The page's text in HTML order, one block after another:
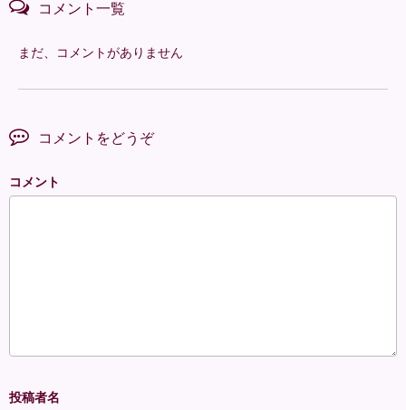
コメント一覧
まだ、コメントがありません
コメントをどうぞ
コメント